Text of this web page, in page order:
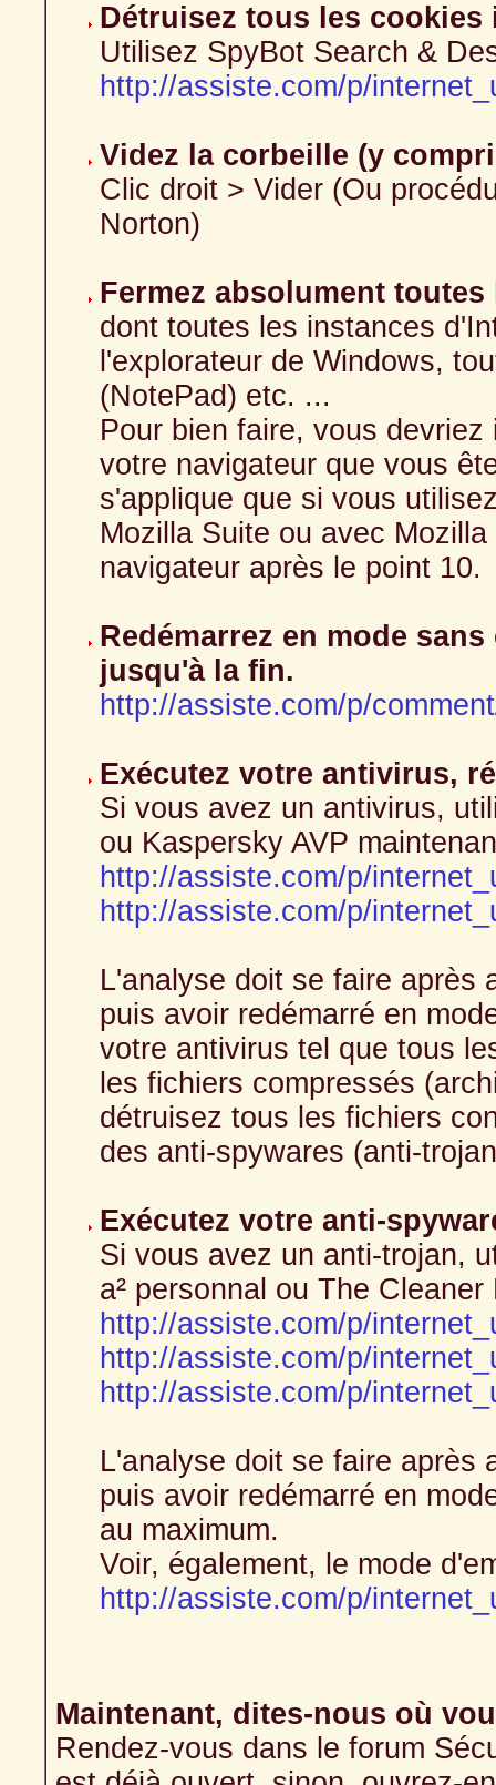
Détruisez tous les
Utilisez SpyBot Search &
http://assiste.com/p/
Videz la corbeille (y
Clic droit > Vider (Ou
Norton)
Fermez absolument toutes
dont toutes les instances
l'explorateur de Windows,
(NotePad) etc. ...
Pour bien faire, vous
votre navigateur que vous
s'applique que si vous
Mozilla Suite ou avec
navigateur après le point 10.
Redémarrez en mode
jusqu'à la fin.
http://assiste.com/p/
Exécutez votre antivirus,
Si vous avez un antivirus,
ou Kaspersky AVP
http://assiste.com/p/
http://assiste.com/p/
L'analyse doit se faire après
puis avoir redémarré en
votre antivirus tel que tous
les fichiers compressés
détruisez tous les fichiers
des anti-spywares (anti-
Exécutez votre anti-
Si vous avez un anti-trojan,
a² personnal ou The
http://assiste.com/p/
http://assiste.com/p/
http://assiste.com/p/
L'analyse doit se faire après
puis avoir redémarré en
au maximum.
Voir, également, le mode
http://assiste.com/p/
Maintenant, dites-nous où
Rendez-vous dans le forum